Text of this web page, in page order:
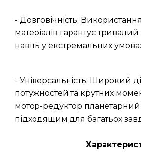
- Довговічність:
матеріалів гарантує
навіть у екстремальних
- Універсальність: Широкий
потужностей та крутних
мотор-редуктор
підходящим для багатьох